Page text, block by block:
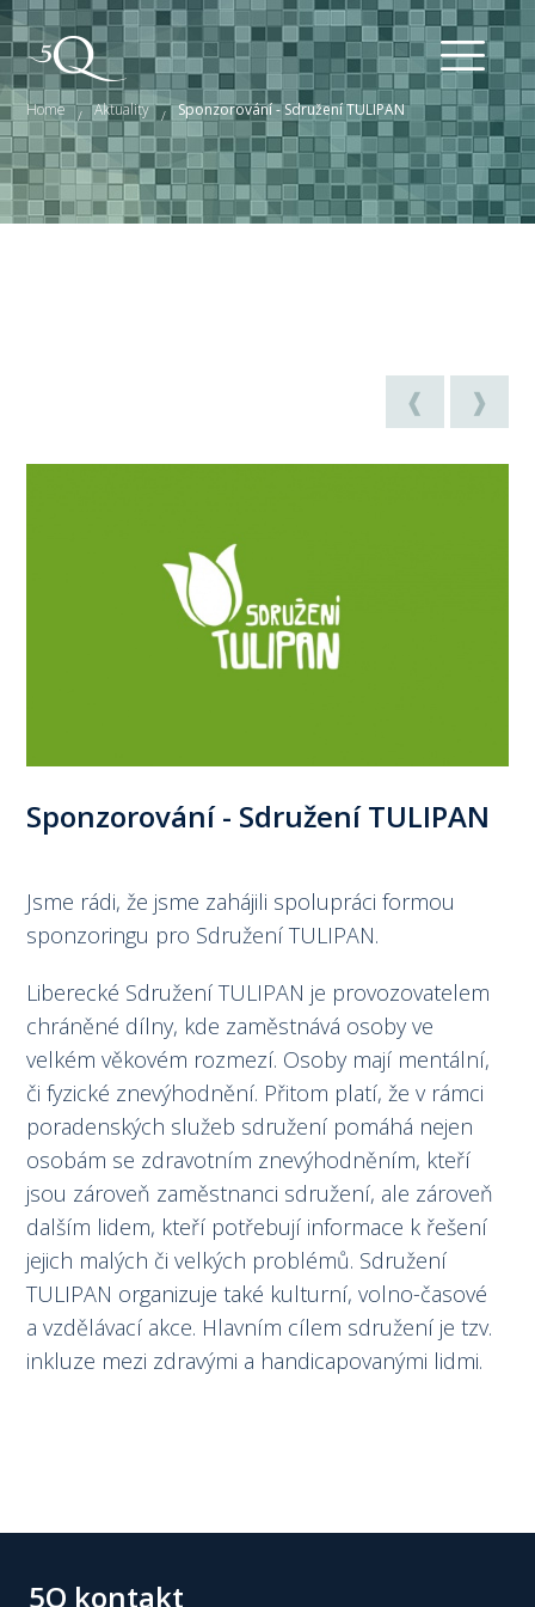
Home / Aktuality / Sponzorování - Sdružení TULIPAN
❰ ❱
Sponzorování - Sdružení TULIPAN
Jsme rádi, že jsme zahájili spolupráci formou
sponzoringu pro Sdružení TULIPAN.
Liberecké Sdružení TULIPAN je provozovatelem
chráněné dílny, kde zaměstnává osoby ve
velkém věkovém rozmezí. Osoby mají mentální,
či fyzické znevýhodnění. Přitom platí, že v rámci
poradenských služeb sdružení pomáhá nejen
osobám se zdravotním znevýhodněním, kteří
jsou zároveň zaměstnanci sdružení, ale zároveň
dalším lidem, kteří potřebují informace k řešení
jejich malých či velkých problémů. Sdružení
TULIPAN organizuje také kulturní, volno-časové
a vzdělávací akce. Hlavním cílem sdružení je tzv.
inkluze mezi zdravými a handicapovanými lidmi.
5Q kontakt